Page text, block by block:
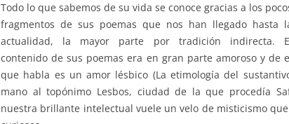
Todo lo que sabemos de su vida se conoce gracias a los
fragmentos de sus poemas que nos han llegado hasta
actualidad, la mayor parte por tradición indirecta.
contenido de sus poemas era en gran parte amoroso y de
que habla es un amor lésbico (La etimología del
mano al topónimo Lesbos, ciudad de la que procedía
nuestra brillante intelectual vuele un velo de misticismo